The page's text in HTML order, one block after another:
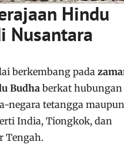
Hindu
Nusantara
berkembang pada
Budha berkat hubungan
negara tetangga
India, Tiongkok, dan
Tengah.